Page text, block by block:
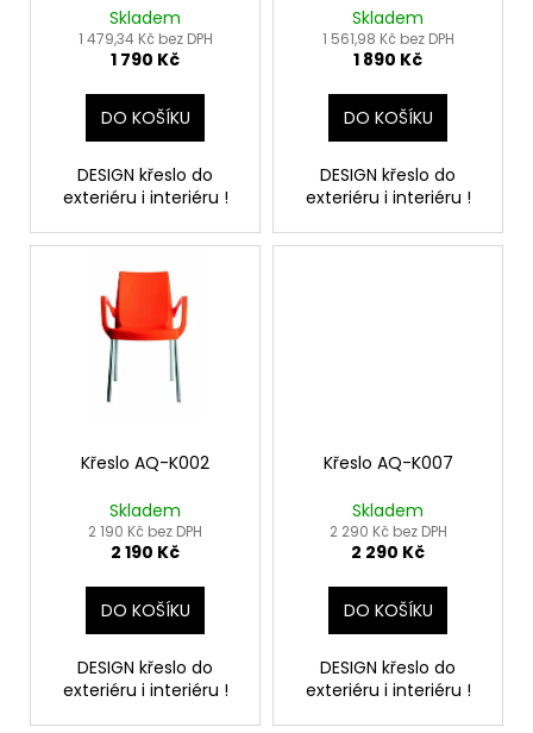
Skladem
1 479,34 Kč bez DPH
1 790 Kč
DO KOŠÍKU
DESIGN křeslo do
exteriéru i interiéru !
Skladem
1 561,98 Kč bez DPH
1 890 Kč
DO KOŠÍKU
DESIGN křeslo do
exteriéru i interiéru !
Křeslo AQ-K002
Skladem
2 190 Kč bez DPH
2 190 Kč
DO KOŠÍKU
DESIGN křeslo do
exteriéru i interiéru !
Křeslo AQ-K007
Skladem
2 290 Kč bez DPH
2 290 Kč
DO KOŠÍKU
DESIGN křeslo do
exteriéru i interiéru !
KŘESLO
0949